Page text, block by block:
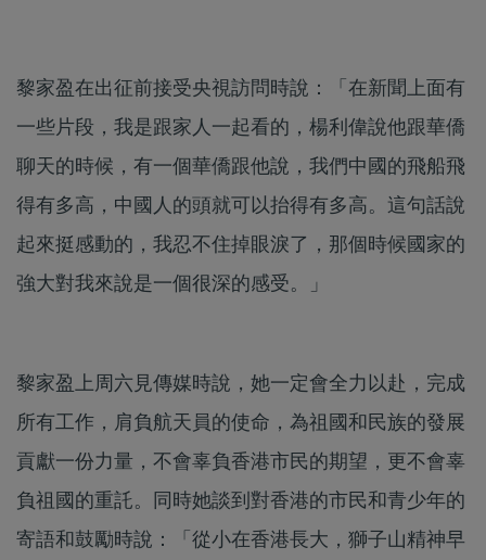
黎家盈在出征前接受央視訪問時說：「在新聞上面有
一些片段，我是跟家人一起看的，楊利偉說他跟華僑
聊天的時候，有一個華僑跟他說，我們中國的飛船飛
得有多高，中國人的頭就可以抬得有多高。這句話說
起來挺感動的，我忍不住掉眼淚了，那個時候國家的
強大對我來說是一個很深的感受。」
黎家盈上周六見傳媒時說，她一定會全力以赴，完成
所有工作，肩負航天員的使命，為祖國和民族的發展
貢獻一份力量，不會辜負香港市民的期望，更不會辜
負祖國的重託。同時她談到對香港的市民和青少年的
寄語和鼓勵時說：「從小在香港長大，獅子山精神早